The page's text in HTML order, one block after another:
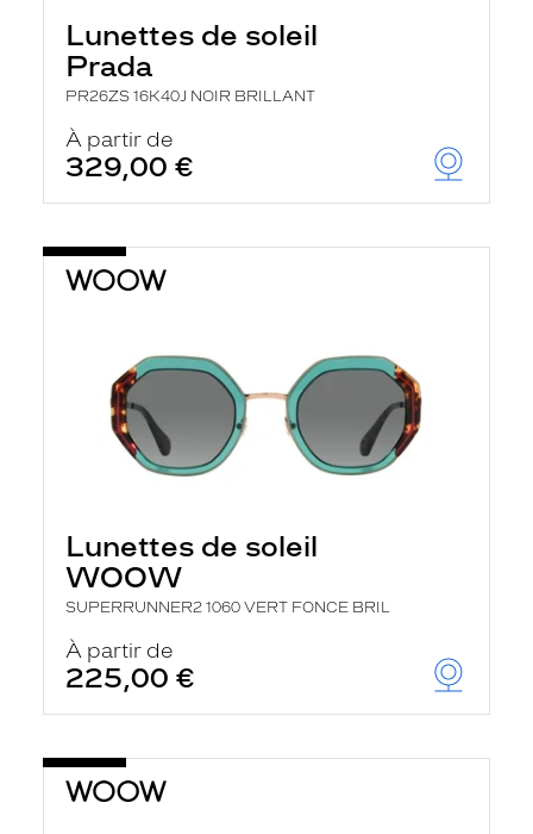
Lunettes de soleil
Prada
PR26ZS 16K40J NOIR BRILLANT
À partir de
329,00 €
Lunettes de soleil
WOOW
SUPERRUNNER2 1060 VERT FONCE BRIL
À partir de
225,00 €